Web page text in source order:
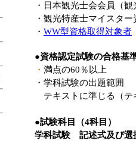
・日本観光士会会員（
・観光特産士マイスタ
・ WW型資格取得対象者
●資格認定試験の合格基
・ 満点の60％以上
・学科試験の出題範囲
テキストに準じる（テ
●試験科目（4科目）
学科試験 記述式及び選